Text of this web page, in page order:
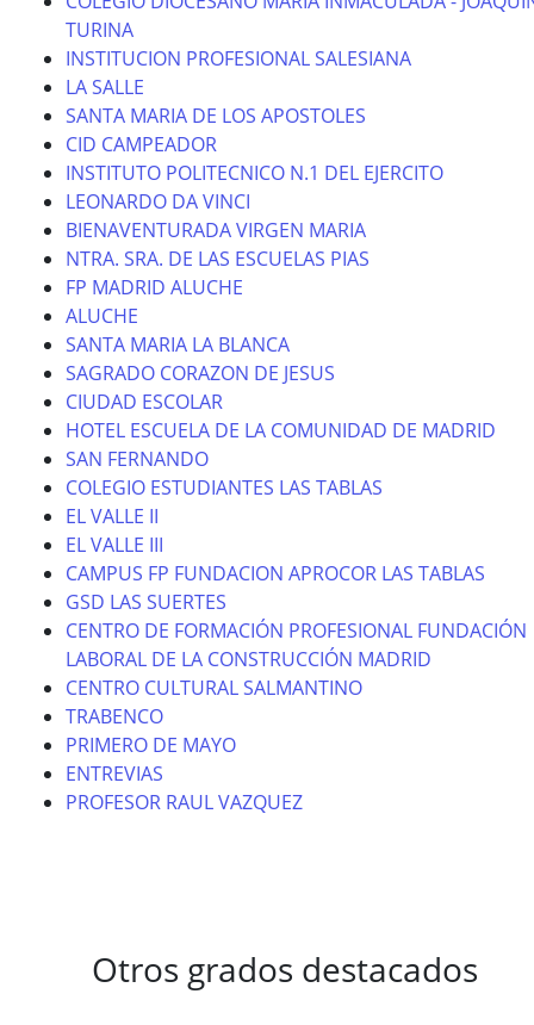
TURINA
INSTITUCION PROFESIONAL SALESIANA
LA SALLE
SANTA MARIA DE LOS APOSTOLES
CID CAMPEADOR
INSTITUTO POLITECNICO N.1 DEL EJERCITO
LEONARDO DA VINCI
BIENAVENTURADA VIRGEN MARIA
NTRA. SRA. DE LAS ESCUELAS PIAS
FP MADRID ALUCHE
ALUCHE
SANTA MARIA LA BLANCA
SAGRADO CORAZON DE JESUS
CIUDAD ESCOLAR
HOTEL ESCUELA DE LA COMUNIDAD DE MADRID
SAN FERNANDO
COLEGIO ESTUDIANTES LAS TABLAS
EL VALLE II
EL VALLE III
CAMPUS FP FUNDACION APROCOR LAS TABLAS
GSD LAS SUERTES
CENTRO DE FORMACIÓN PROFESIONAL FUNDACIÓN
LABORAL DE LA CONSTRUCCIÓN MADRID
CENTRO CULTURAL SALMANTINO
TRABENCO
PRIMERO DE MAYO
ENTREVIAS
PROFESOR RAUL VAZQUEZ
Otros grados destacados